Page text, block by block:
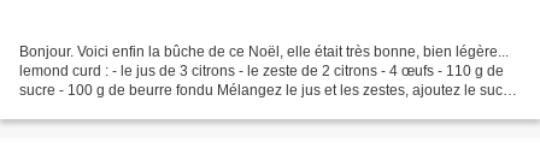
Bonjour. Voici enfin la bûche de ce Noël, elle était très bonne, bien légère...
lemond curd : - le jus de 3 citrons - le zeste de 2 citrons - 4 œufs - 110 g de
sucre - 100 g de beurre fondu Mélangez le jus et les zestes, ajoutez le sucre